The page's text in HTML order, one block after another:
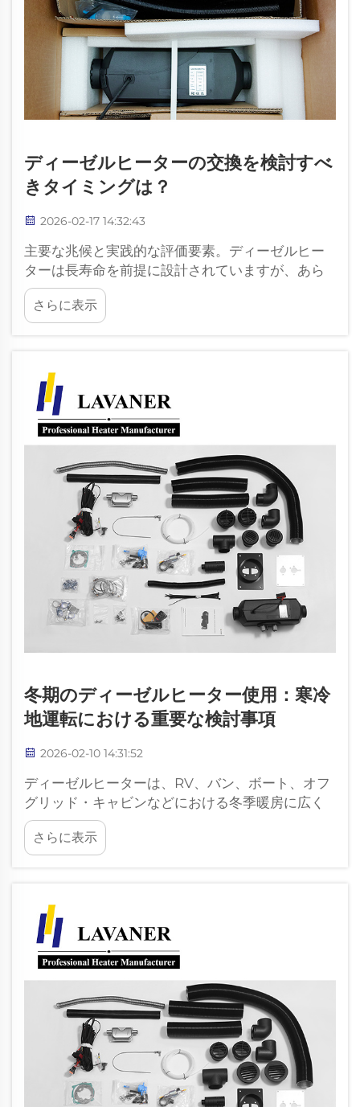
ディーゼルヒーターの交換を検討すべ
きタイミングは？
2026-02-17 14:32:43
主要な兆候と実践的な評価要素。ディーゼルヒー
ターは長寿命を前提に設計されていますが、あら
ゆる機械式システムと同様に、経年による性能変
化が生じます。交換を検討すべき時期を把握する
ことで、信頼性の高い暖房性能を維持し、予期せ
さらに表示
冬期のディーゼルヒーター使用：寒冷
地運転における重要な検討事項
2026-02-10 14:31:52
ディーゼルヒーターは、RV、バン、ボート、オフ
グリッド・キャビンなどにおける冬季暖房に広く
用いられています。しかし、寒冷環境では、性能
や信頼性に影響を及ぼす追加の運用課題が生じま
す。こうした要因を理解することで、安定した…
さらに表示